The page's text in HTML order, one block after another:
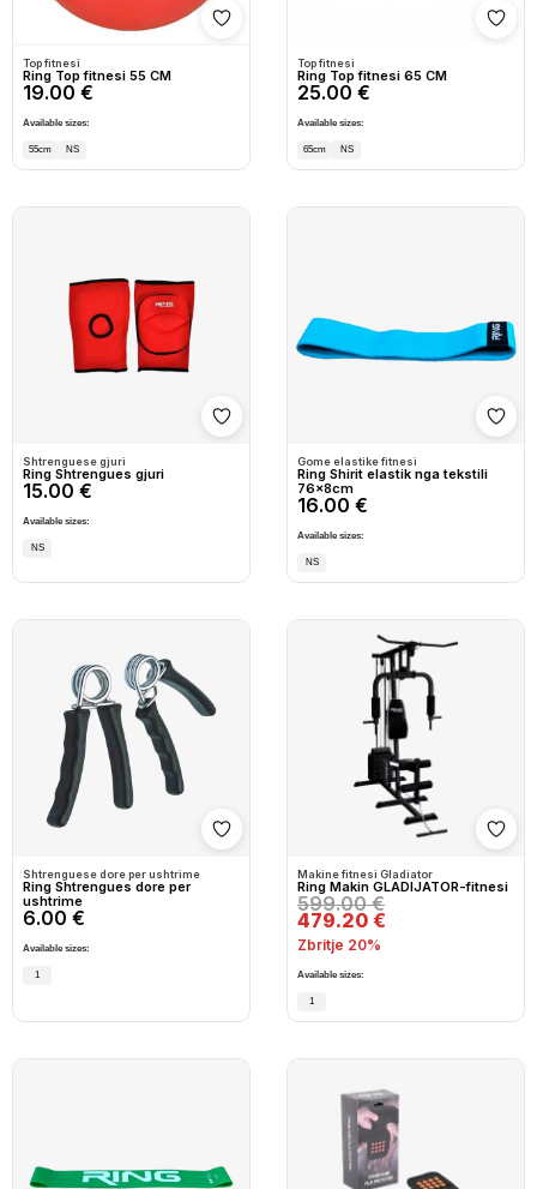
Shto në wishlist
Top fitnesi
Ring Top fitnesi 55 CM
19.00 €
Available sizes:
55cm NS
Top fitnesi
Ring Top fitnesi 65 CM
25.00 €
Available sizes:
65cm NS
Shto në wishlist
Shtrenguese gjuri
Ring Shtrengues gjuri
15.00 €
Available sizes:
NS
Gome elastike fitnesi
Ring Shirit elastik nga tekstili
76x8cm
16.00 €
Available sizes:
NS
Shto në wishlist
Shtrenguese dore per ushtrime
Ring Shtrengues dore per
ushtrime
6.00 €
Available sizes:
1
Makine fitnesi Gladiator
Ring Makin GLADIJATOR-fitnesi
599.00 €
479.20 €
Zbritje 20%
Available sizes:
1